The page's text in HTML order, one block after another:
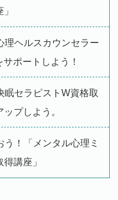
理ヘルスカウンセラー
ポートしよう！
眠セラピストW資格取
プしよう。
！「メンタル心理ミ
講座」